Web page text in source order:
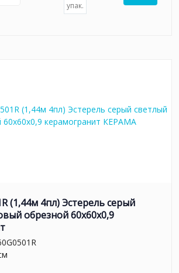
упак.
(1,44м 4пл) Эстерель серый
обрезной 60x60x0,9